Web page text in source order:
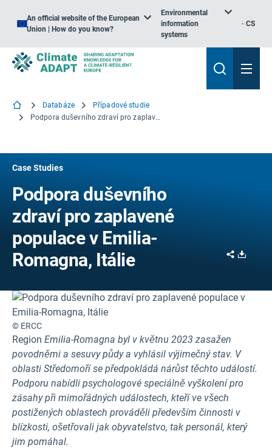
An official website of the European
Union | How do you know?
Environmental
information
systems
CS
Databáze
Případové studie
Podpora duševního zdraví pro zaplavené populace v Emilia-Romagna, Itálie
Case Studies
Podpora duševního
zdraví pro zaplavené
populace v Emilia-
Romagna, Itálie
Share
© ERCC
Region Emilia-Romagna byl v květnu 2023 zasažen
povodněmi a sesuvy půdy a vyhlásil výjimečný stav. V
oblasti Středomoří se předpokládá nárůst těchto událostí.
Podporu nabídli psychologové speciálně vyškolení pro
zásahy při mimořádných událostech, kteří ve všech
postižených oblastech prováděli především činnosti v
blízkosti, ošetřovali jak obyvatelstvo, tak personál, který
jim pomáhal.